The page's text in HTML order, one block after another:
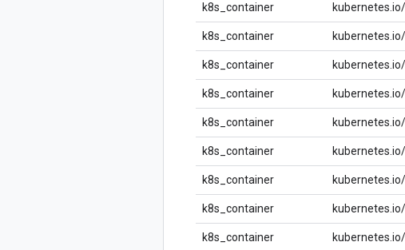
k8s_container
k8s_container
k8s_container
k8s_container
k8s_container
k8s_container
k8s_container
k8s_container
k8s_container